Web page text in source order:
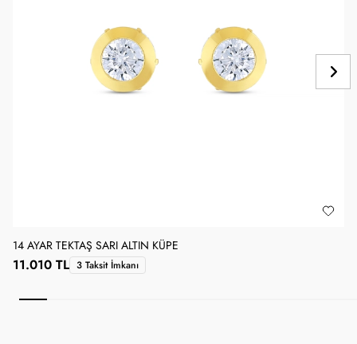
14 AYAR TEKTAŞ SARI ALTIN KÜPE
11.010 TL 3 Taksit İmkanı